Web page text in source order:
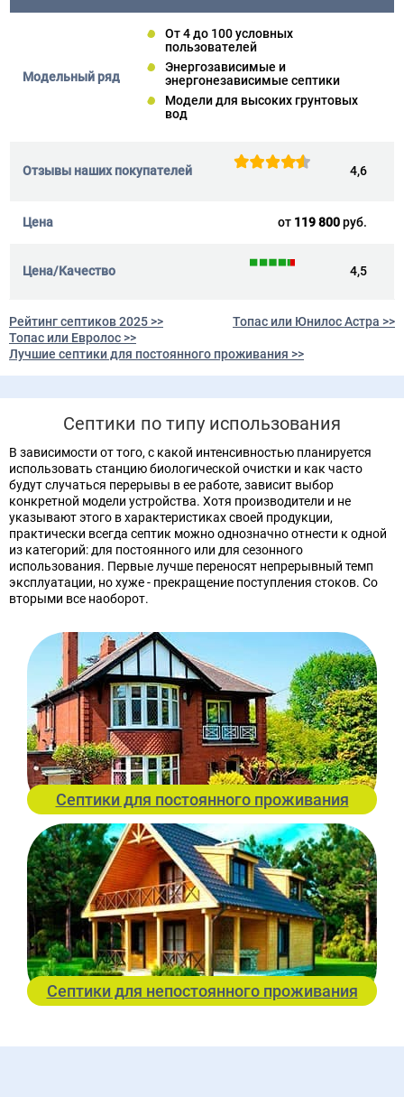
От 4 до 100 условных
пользователей
Энергозависимые и
энергонезависимые септики
Модели для высоких грунтовых
вод
4,6
от 119 800руб.
4,5
Рейтинг септиков 2025 >>
Топас или Юнилос Астра >>
Топас или Евролос >>
Лучшие септики для постоянного проживания >>
Септики по типу использования
В зависимости от того, с какой интенсивностью планируется
использовать станцию биологической очистки и как часто
будут случаться перерывы в ее работе, зависит выбор
конкретной модели устройства. Хотя производители и не
указывают этого в характеристиках своей продукции,
практически всегда септик можно однозначно отнести к одной
из категорий: для постоянного или для сезонного
использования. Первые лучше переносят непрерывный темп
эксплуатации, но хуже - прекращение поступления стоков. Со
вторыми все наоборот.
Септики для постоянного проживания
Септики для непостоянного проживания